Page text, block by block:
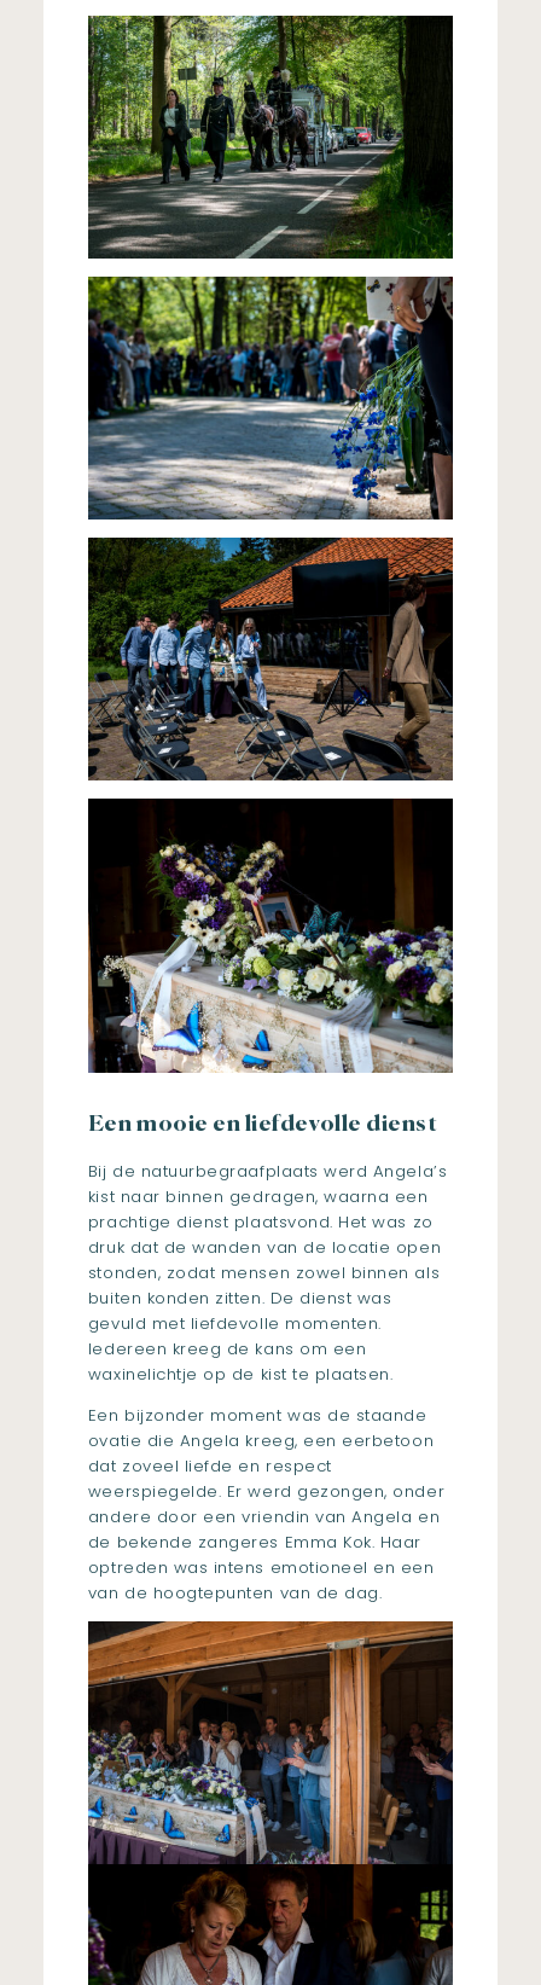
Een mooie en liefdevolle dienst
Bij de natuurbegraafplaats werd Angela’s
kist naar binnen gedragen, waarna een
prachtige dienst plaatsvond. Het was zo
druk dat de wanden van de locatie open
stonden, zodat mensen zowel binnen als
buiten konden zitten. De dienst was
gevuld met liefdevolle momenten.
Iedereen kreeg de kans om een
waxinelichtje op de kist te plaatsen.
Een bijzonder moment was de staande
ovatie die Angela kreeg, een eerbetoon
dat zoveel liefde en respect
weerspiegelde. Er werd gezongen, onder
andere door een vriendin van Angela en
de bekende zangeres Emma Kok. Haar
optreden was intens emotioneel en een
van de hoogtepunten van de dag.